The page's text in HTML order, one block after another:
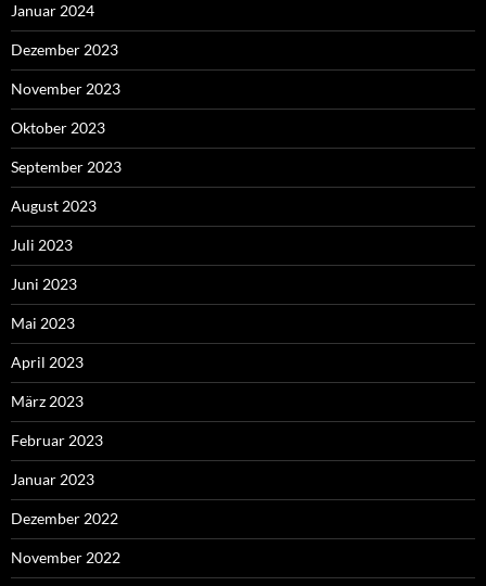
Januar 2024
Dezember 2023
November 2023
Oktober 2023
September 2023
August 2023
Juli 2023
Juni 2023
Mai 2023
April 2023
März 2023
Februar 2023
Januar 2023
Dezember 2022
November 2022